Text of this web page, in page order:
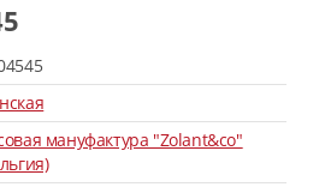
мануфактура "Zolant&co"